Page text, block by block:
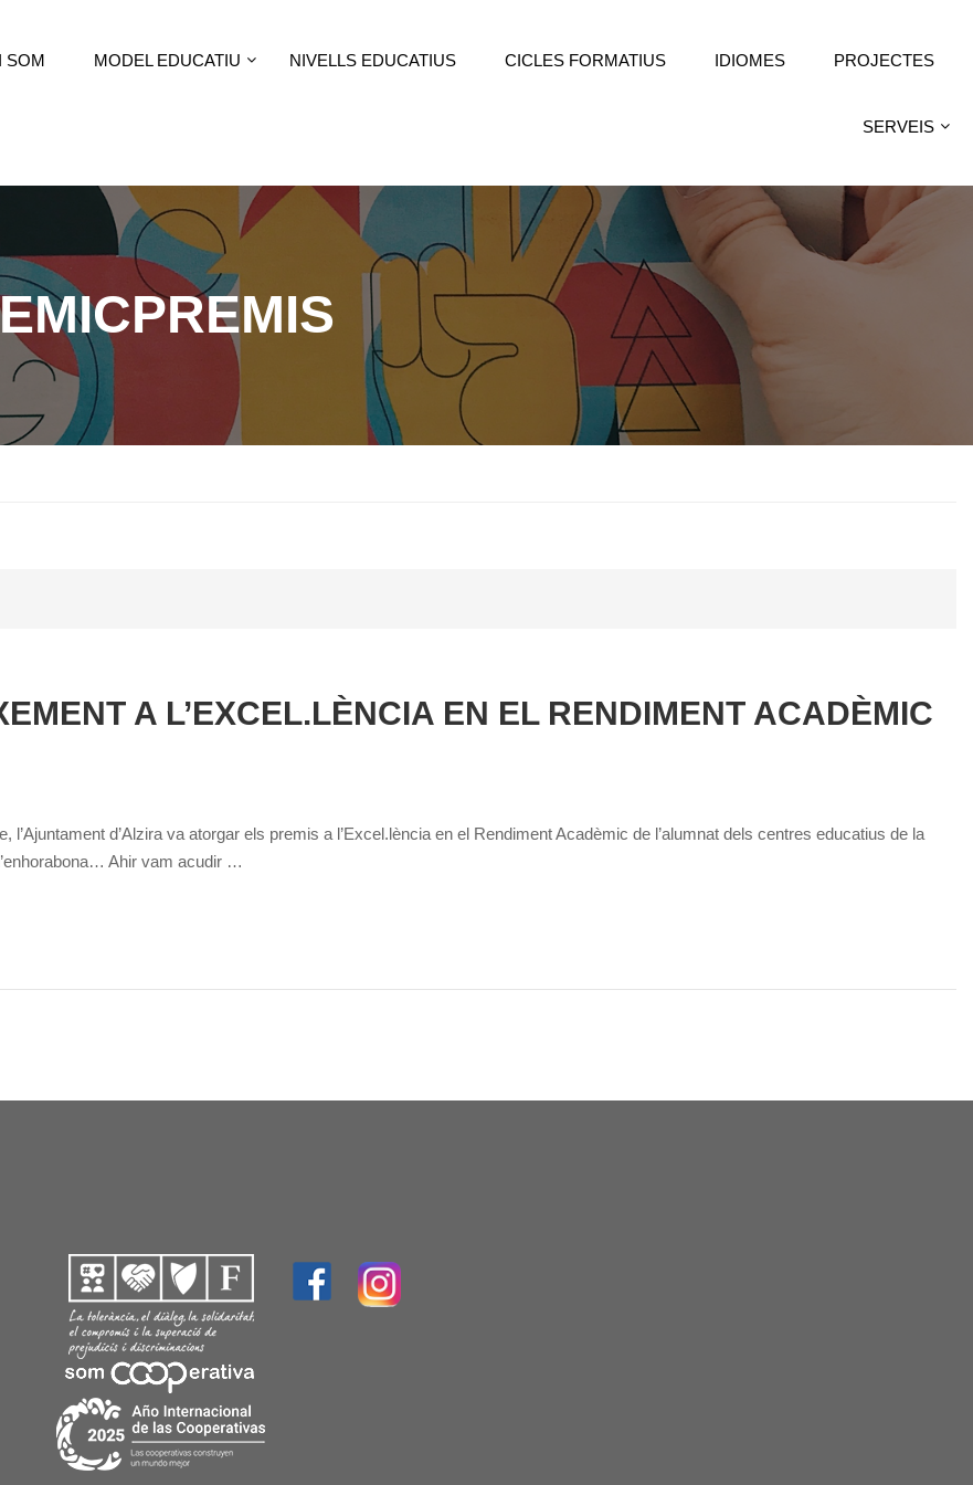
SOM MODEL EDUCATIU NIVELLS EDUCATIUS CICLES FORMATIUS IDIOMES PROJECTES
SERVEIS
A L’EXCEL.LÈNCIA EN EL RENDIMENT ACADÈMIC
l’Ajuntament d’Alzira va atorgar els premis a l’Excel.lència en el Rendiment Acadèmic de l’alumnat dels centres educatius de la
Ahir vam acudir …